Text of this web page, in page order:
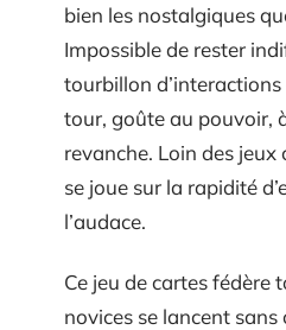
bien les nostalgiques
Impossible de rester
tourbillon
tour, goûte au pouvoir,
revanche. Loin des
se joue sur la rapidité
l’audace.
Ce jeu de cartes fédère
novices se lancent